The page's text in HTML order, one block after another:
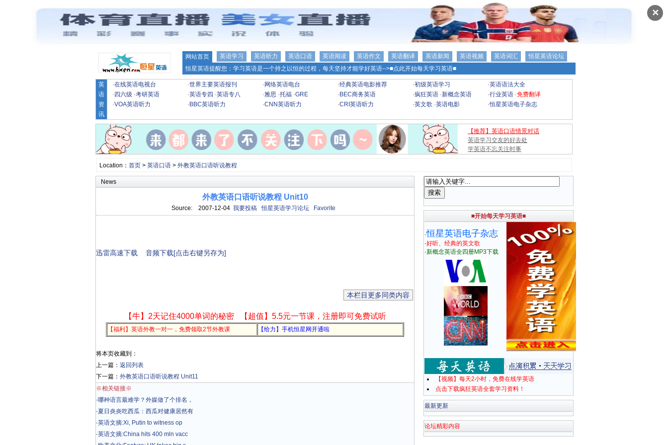
✕
网站首页 英语学习 英语听力 英语口语 英语阅读 英语作文 英语翻译 英语新闻 英语视频 英语词汇
恒星英语论坛
恒星英语提醒您：学习英语是一个持之以恒的过程，每天坚持才能学好英语-->■点此开始每天学习英语■
英
语
资
讯
·在线英语电视台 ·世界主要英语报刊 · 网络英语电台 ·经典英语电影推荐 ·初级英语学习 ·英语语法大全
· 四六级 ·考研英语 ·英语专四 ·英语专八 ·雅思 ·托福 ·GRE · BEC商务英语 ·疯狂英语 ·新概念英语 ·行业英语 ·免费翻译
·VOA英语听力 · BBC英语听力 ·CNN英语听力 ·CRI英语听力 ·英文歌 ·英语电影 ·恒星英语电子杂志
【推荐】英语口语情景对话
英语学习交友的好去处
学英语不忘关注时事
Location： 首页> 英语口语> 外教英语口语听说教程
News
外教英语口语听说教程 Unit10
Source: 2007-12-04 我要投稿 恒星英语学习论坛 Favorite
迅雷高速下载 音频下载[点击右键另存为]
本栏目更多同类内容
【牛】2天记住4000单词的秘密 【超值】5.5元一节课，注册即可免费试听
【福利】英语外教一对一，免费领取2节外教课 【给力】手机恒星网开通啦
将本页收藏到：
上一篇： 返回列表
下一篇： 外教英语口语听说教程 Unit11
※相关链接※
·哪种语言最难学？外媒做了个排名，
·夏日炎炎吃西瓜：西瓜对健康居然有
·英语文摘:Xi, Putin to witness op
·英语文摘:China hits 400 mln vacc
■开始每天学习英语■
·恒星英语电子杂志
·好听、经典的英文歌
·新概念英语全四册MP3下载
【视频】每天2小时，免费在线学英语
点击下载疯狂英语全套学习资料！
最新更新
论坛精彩内容